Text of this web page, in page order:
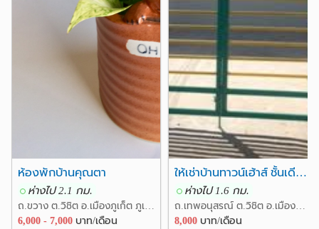
ห้องพักบ้านคุณตา
ห่างไป 2.1 กม.
6,000 - 7,000 บาท/เดือน
ให้เช่าบ้านทาวน์เฮ้าส์ ชั้นเดียว 2 ห้องนอนพร้อมเเอร์'
ห่างไป 1.6 กม.
8,000 บาท/เดือน